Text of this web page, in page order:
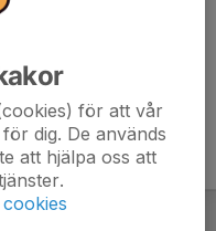
för att vår
dig. De används
att hjälpa oss att